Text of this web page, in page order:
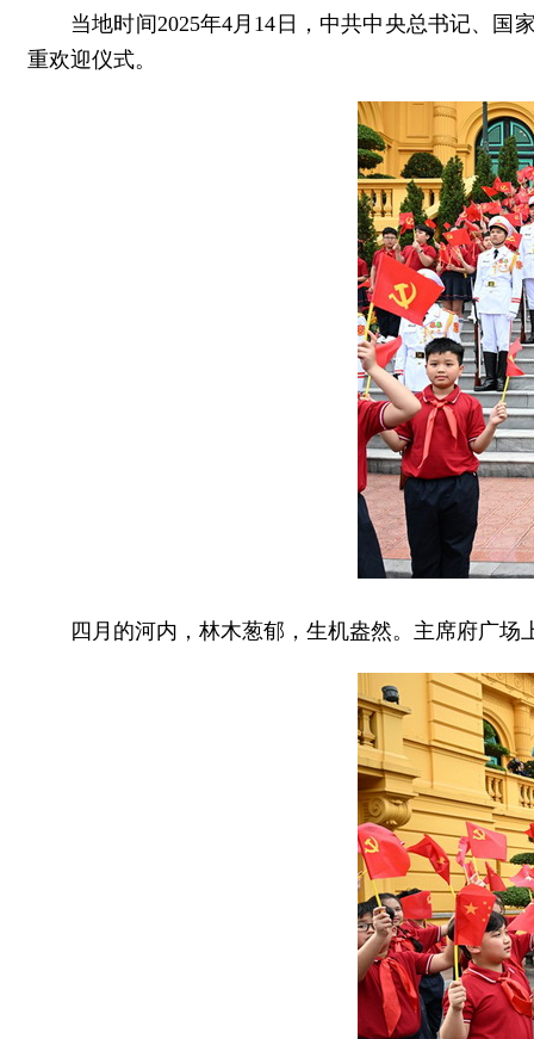
当地时间2025年4月14日，中共中央总书记、
重欢迎仪式。
四月的河内，林木葱郁，生机盎然。主席府广